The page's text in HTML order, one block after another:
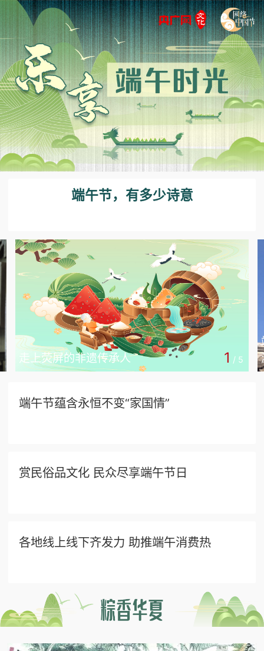
端午节，有多少诗意
走上荧屏的非遗传承人 1 / 5
端午节蕴含永恒不变“家国情”
赏民俗品文化 民众尽享端午节日
各地线上线下齐发力 助推端午消费热